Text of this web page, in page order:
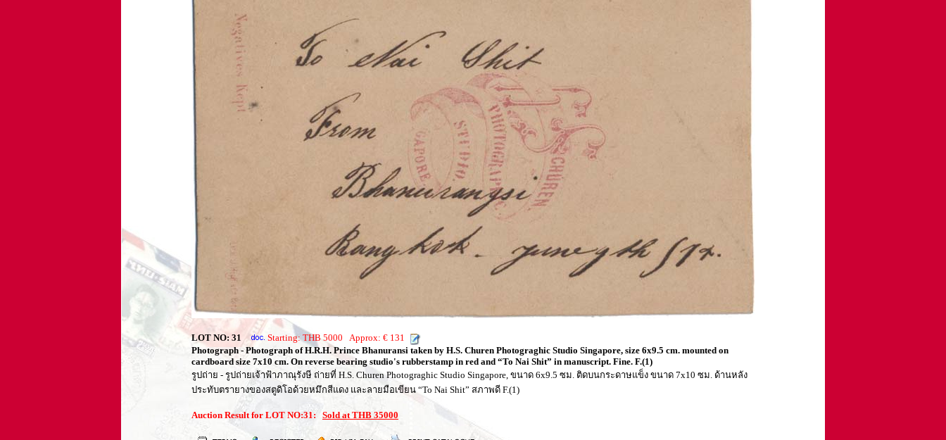
LOT NO: 31
Starting: THB 5000 Approx: € 131
Photograph - Photograph of H.R.H. Prince Bhanuransi taken by H.S. Churen Photograghic Studio Singapore, size 6x9.5 cm. mounted on
cardboard size 7x10 cm. On reverse bearing studio's rubberstamp in red and “To Nai Shit” in manuscript. Fine. F.(1)
รูปถ่าย - รูปถ่ายเจ้าฟ้าภาณุรังษี ถ่ายที่ H.S. Churen Photograghic Studio Singapore, ขนาด 6x9.5 ซม. ติดบนกระดาษแข็ง ขนาด 7x10 ซม. ด้านหลัง
ประทับตรายางของสตูดิโอด้วยหมึกสีแดง และลายมือเขียน “To Nai Shit” สภาพดี F.(1)
Auction Result for LOT NO:31: Sold at THB 35000